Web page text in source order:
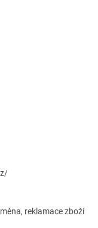
reklamace zboží